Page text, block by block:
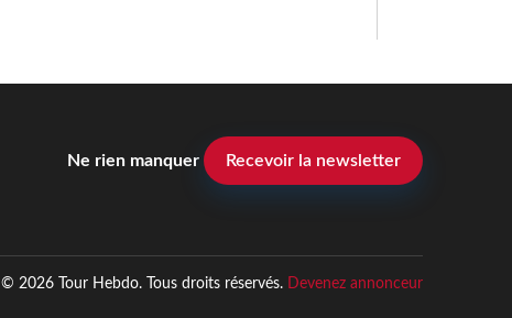
Ne rien manquer Recevoir la newsletter
© 2026 Tour Hebdo. Tous droits réservés. Devenez annonceur